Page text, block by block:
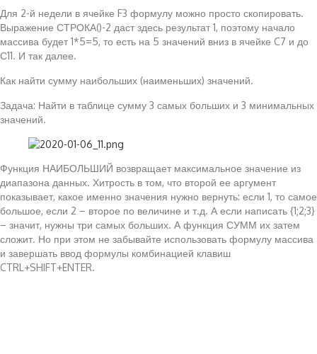
Для 2-й недели в ячейке F3 формулу можно просто скопировать.
Выражение СТРОКА()-2 даст здесь результат 1, поэтому начало
массива будет 1*5=5, то есть на 5 значений вниз в ячейке C7 и до
С11. И так далее.
Как найти сумму наибольших (наименьших) значений.
Задача: Найти в таблице сумму 3 самых больших и 3 минимальных
значений.
Функция НАИБОЛЬШИЙ возвращает максимальное значение из
диапазона данных. Хитрость в том, что второй ее аргумент
показывает, какое именно значения нужно вернуть: если 1, то самое
большое, если 2 – второе по величине и т.д. А если написать {1;2;3}
– значит, нужны три самых больших. А функция СУММ их затем
сложит. Но при этом не забывайте использовать формулу массива
и завершать ввод формулы комбинацией клавиш
CTRL+SHIFT+ENTER.